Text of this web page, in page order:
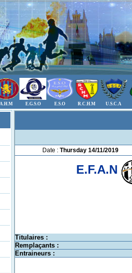
A.H.M E.G.S.O E.S.O R.C.H.M U.S.C.A
Date : Thursday 14/11/2019
E.F.A.N
Titulaires :
Remplaçants :
Entraineurs :